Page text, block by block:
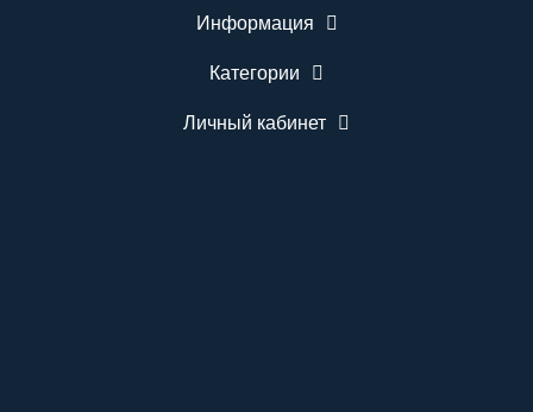
Информация
Категории
Личный кабинет